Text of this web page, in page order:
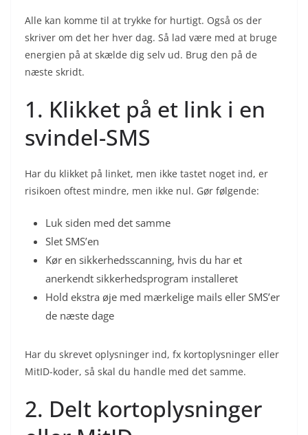
Alle kan komme til at trykke for hurtigt. Også os der
skriver om det her hver dag. Så lad være med at bruge
energien på at skælde dig selv ud. Brug den på de
næste skridt.
1. Klikket på et link i en
svindel-SMS
Har du klikket på linket, men ikke tastet noget ind, er
risikoen oftest mindre, men ikke nul. Gør følgende:
Luk siden med det samme
Slet SMS’en
Kør en sikkerhedsscanning, hvis du har et
anerkendt sikkerhedsprogram installeret
Hold ekstra øje med mærkelige mails eller SMS’er
de næste dage
Har du skrevet oplysninger ind, fx kortoplysninger eller
MitID-koder, så skal du handle med det samme.
2. Delt kortoplysninger